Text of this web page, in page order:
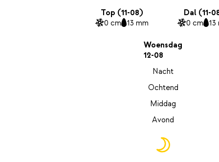
Top (11-08)
0 cm 13 mm
Dal (11-
0 cm 13
Woensdag
12-08
Nacht
Ochtend
Middag
Avond